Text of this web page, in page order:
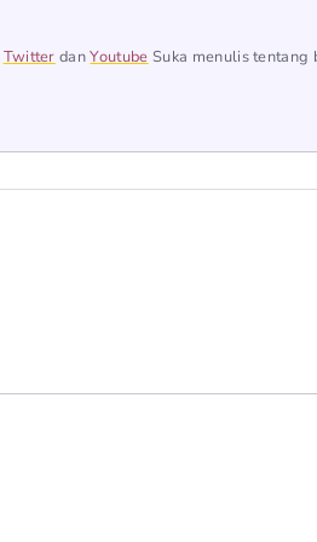
Twitter danYoutube Suka menulis tentang